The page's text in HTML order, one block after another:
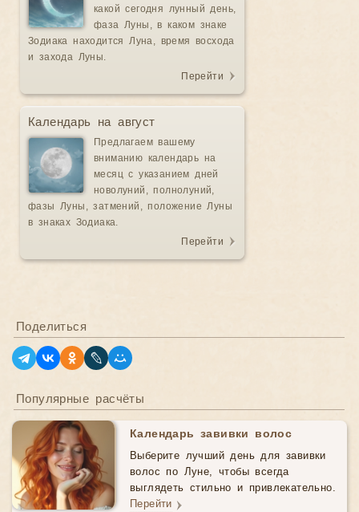
какой сегодня лунный день,
фаза Луны, в каком знаке
Зодиака находится Луна, время восхода
и захода Луны.
Перейти
Календарь на август
Предлагаем вашему
вниманию календарь на
месяц с указанием дней
новолуний, полнолуний,
фазы Луны, затмений, положение Луны
в знаках Зодиака.
Перейти
Поделиться
Популярные расчёты
Календарь завивки волос
Выберите лучший день для завивки
волос по Луне, чтобы всегда
выглядеть стильно и привлекательно.
Перейти